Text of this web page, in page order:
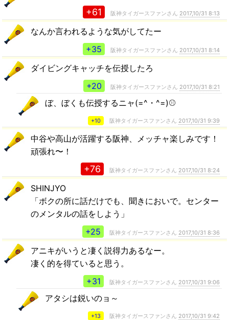
+61 阪神タイガースファンさん 2017,10/31 8:13
なんか言われるような気がしてたー
+35
阪神タイガースファンさん 2017,10/31 8:14
ダイビングキャッチを伝授したろ
+20
阪神タイガースファンさん 2017,10/31 8:21
ぼ、ぼくも伝授するニャ(=^・^=)⚾
+10 阪神タイガースファンさん 2017,10/31 9:39
中谷や高山が活躍する阪神、メッチャ楽しみです！
頑張れ〜！
+76 阪神タイガースファンさん 2017,10/31 8:24
SHINJYO
「ボクの所に話だけでも、聞きにおいで。センター
のメンタルの話をしよう」
+25
阪神タイガースファンさん 2017,10/31 8:36
アニキがいうと凄く説得力あるなー。
凄く的を得ていると思う。
+31
阪神タイガースファンさん 2017,10/31 9:06
アタシは鋭いのョ～
+13 阪神タイガースファンさん 2017,10/31 9:42